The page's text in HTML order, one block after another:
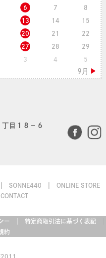
6 7 8
13 14 15
20 21 22
27 28 29
3 4 5
目１８−６
SONNE440
ONLINE STORE
CONTACT
ー
特定商取引法に基づく表記
約